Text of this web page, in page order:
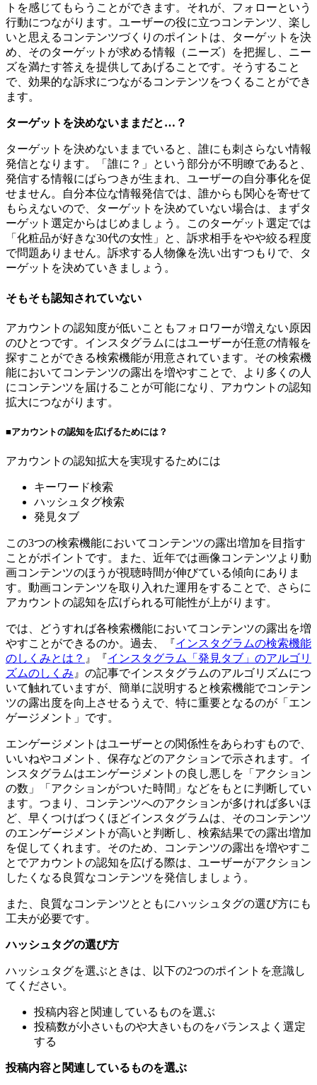
トを感じてもらうことができます。それが、フォローという
行動につながります。ユーザーの役に立つコンテンツ、楽し
いと思えるコンテンツづくりのポイントは、ターゲットを決
め、そのターゲットが求める情報（ニーズ）を把握し、ニー
ズを満たす答えを提供してあげることです。そうすること
で、効果的な訴求につながるコンテンツをつくることができ
ます。
ターゲットを決めないままだと…？
ターゲットを決めないままでいると、誰にも刺さらない情報
発信となります。「誰に？」という部分が不明瞭であると、
発信する情報にばらつきが生まれ、ユーザーの自分事化を促
せません。自分本位な情報発信では、誰からも関心を寄せて
もらえないので、ターゲットを決めていない場合は、まずタ
ーゲット選定からはじめましょう。このターゲット選定では
「化粧品が好きな30代の女性」と、訴求相手をやや絞る程度
で問題ありません。訴求する人物像を洗い出すつもりで、タ
ーゲットを決めていきましょう。
そもそも認知されていない
アカウントの認知度が低いこともフォロワーが増えない原因
のひとつです。インスタグラムにはユーザーが任意の情報を
探すことができる検索機能が用意されています。その検索機
能においてコンテンツの露出を増やすことで、より多くの人
にコンテンツを届けることが可能になり、アカウントの認知
拡大につながります。
■アカウントの認知を広げるためには？
アカウントの認知拡大を実現するためには
キーワード検索
ハッシュタグ検索
発見タブ
この3つの検索機能においてコンテンツの露出増加を目指す
ことがポイントです。また、近年では画像コンテンツより動
画コンテンツのほうが視聴時間が伸びている傾向にありま
す。動画コンテンツを取り入れた運用をすることで、さらに
アカウントの認知を広げられる可能性が上がります。
では、どうすれば各検索機能においてコンテンツの露出を増
やすことができるのか。過去、『インスタグラムの検索機能
のしくみとは？ 』『インスタグラム「発見タブ」のアルゴリ
ズムのしくみ 』の記事でインスタグラムのアルゴリズムにつ
いて触れていますが、簡単に説明すると検索機能でコンテン
ツの露出度を向上させるうえで、特に重要となるのが「エン
ゲージメント」です。
エンゲージメントはユーザーとの関係性をあらわすもので、
いいねやコメント、保存などのアクションで示されます。イ
ンスタグラムはエンゲージメントの良し悪しを「アクション
の数」「アクションがついた時間」などをもとに判断してい
ます。つまり、コンテンツへのアクションが多ければ多いほ
ど、早くつけばつくほどインスタグラムは、そのコンテンツ
のエンゲージメントが高いと判断し、検索結果での露出増加
を促してくれます。そのため、コンテンツの露出を増やすこ
とでアカウントの認知を広げる際は、ユーザーがアクション
したくなる良質なコンテンツを発信しましょう。
また、良質なコンテンツとともにハッシュタグの選び方にも
工夫が必要です。
ハッシュタグの選び方
ハッシュタグを選ぶときは、以下の2つのポイントを意識し
てください。
投稿内容と関連しているものを選ぶ
投稿数が小さいものや大きいものをバランスよく選定
する
投稿内容と関連しているものを選ぶ